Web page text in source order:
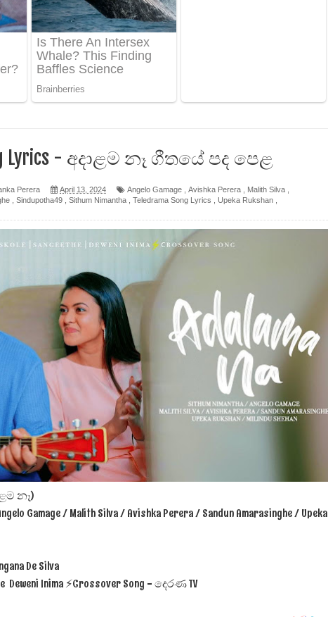
පෙළ
ලියන්න ගීතයේ පද පෙළ
පෙළ
පෙළ
Lyrics - අදාළම නෑ ගීතයේ පද පෙළ
Perera April 13, 2024 Angelo Gamage Avishka Perera Malith Silva
Sindupotha49 Sithum Nimantha Teledrama Song Lyrics Upeka Rukshan
නෑ)
Gamage / Malith Silva / Avishka Perera / Sandun Amarasinghe / Upeka
De Silva
Deweni Inima ⚡️Crossover Song - දෙරණ TV